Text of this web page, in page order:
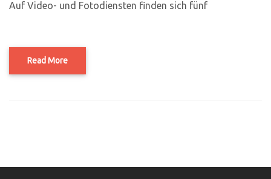
Auf Video- und Fotodiensten finden sich fünf
Read More